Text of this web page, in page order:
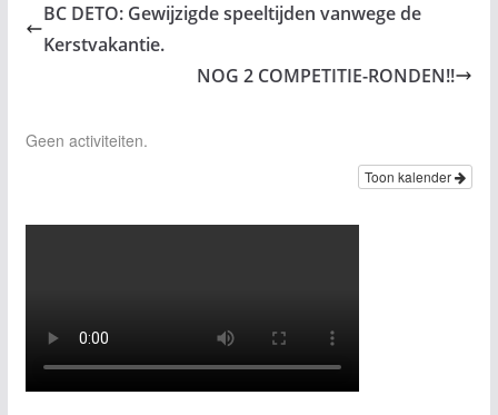
BC DETO: Gewijzigde speeltijden vanwege de
Kerstvakantie.
NOG 2 COMPETITIE-RONDEN!!
Geen activiteiten.
Toon kalender